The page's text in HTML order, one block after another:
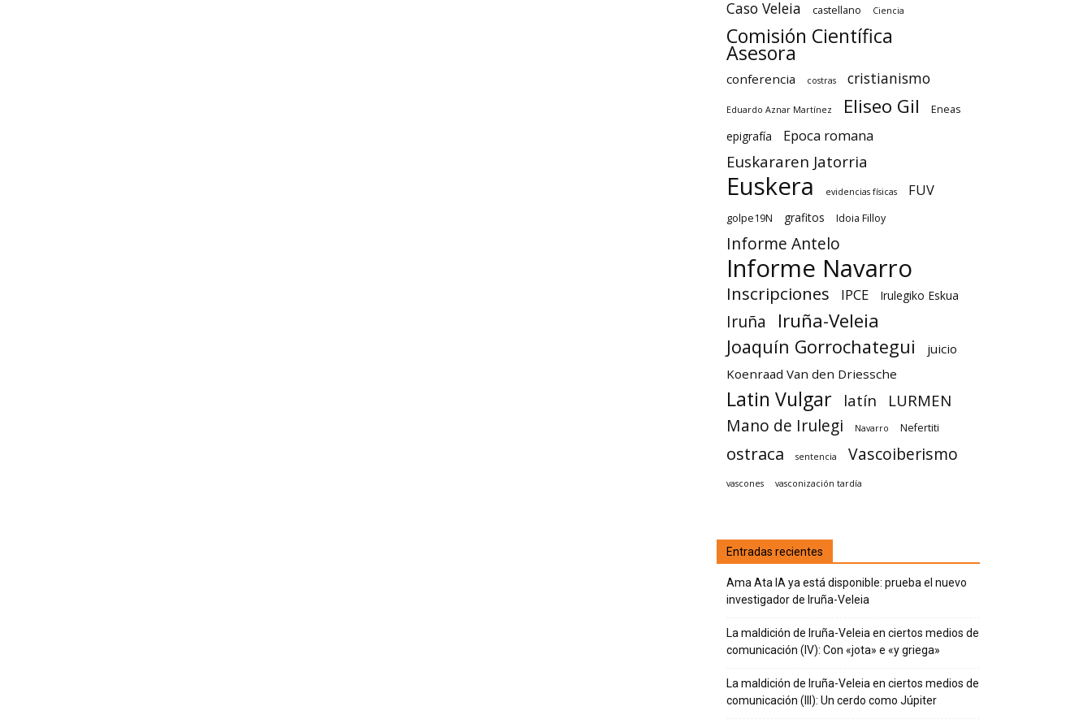
Caso Veleia castellano Ciencia
Comisión Científica
Asesora
conferencia costras cristianismo
Eduardo Aznar Martínez Eliseo Gil Eneas
epigrafía Epoca romana
Euskararen Jatorria
Euskera evidencias físicas FUV
golpe19N grafitos Idoia Filloy
Informe Antelo
Informe Navarro
Inscripciones IPCE Irulegiko Eskua
Iruña Iruña-Veleia
Joaquín Gorrochategui
juicio
Koenraad Van den Driessche
Latin Vulgar latín LURMEN
Mano de Irulegi Navarro Nefertiti
ostraca sentencia Vascoiberismo
vascones vasconización tardía
Entradas recientes
Ama Ata IA ya está disponible: prueba el nuevo
investigador de Iruña-Veleia
La maldición de Iruña-Veleia en ciertos medios de
comunicación (IV): Con «jota» e «y griega»
La maldición de Iruña-Veleia en ciertos medios de
comunicación (III): Un cerdo como Júpiter